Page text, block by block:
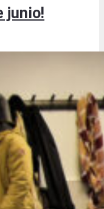
junio!